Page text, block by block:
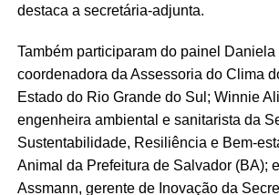
destaca a secretária-adjunta.
Também participaram do painel
coordenadora da Assessoria do Clima
Estado do Rio Grande do Sul; Winnie
engenheira ambiental e sanitarista da
Sustentabilidade, Resiliência e Bem-
Animal da Prefeitura de Salvador (BA);
Assmann, gerente de Inovação da